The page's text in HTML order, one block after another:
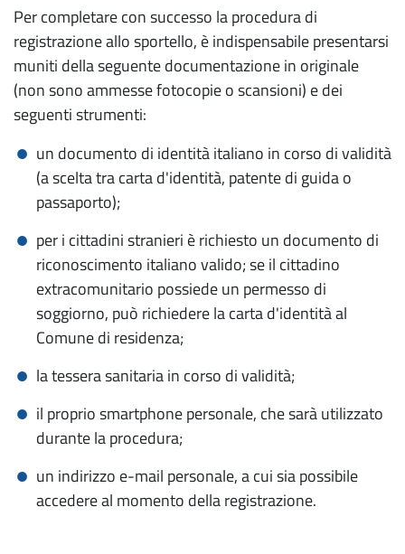
Per completare con successo la procedura di
registrazione allo sportello, è indispensabile presentarsi
muniti della seguente documentazione in originale
(non sono ammesse fotocopie o scansioni) e dei
seguenti strumenti:
un documento di identità italiano in corso di validità
(a scelta tra carta d'identità, patente di guida o
passaporto);
per i cittadini stranieri è richiesto un documento di
riconoscimento italiano valido; se il cittadino
extracomunitario possiede un permesso di
soggiorno, può richiedere la carta d'identità al
Comune di residenza;
la tessera sanitaria in corso di validità;
il proprio smartphone personale, che sarà utilizzato
durante la procedura;
un indirizzo e-mail personale, a cui sia possibile
accedere al momento della registrazione.